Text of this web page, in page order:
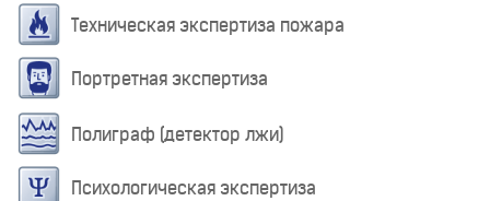
Техническая экспертиза пожара
Портретная экспертиза
Полиграф (детектор лжи)
Психологическая экспертиза